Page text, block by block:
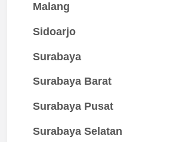
Malang
Sidoarjo
Surabaya
Surabaya Barat
Surabaya Pusat
Surabaya Selatan